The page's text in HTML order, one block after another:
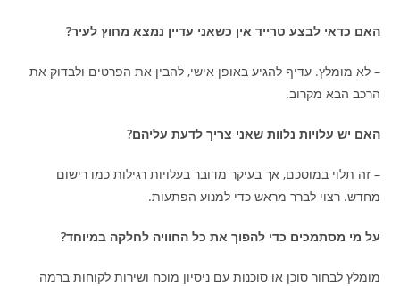
האם כדאי לבצע טרייד אין כשאני עדיין נמצא מחוץ לעיר?
– לא מומלץ. עדיף להגיע באופן אישי, להבין את הפרטים ולבדוק את
הרכב הבא מקרוב.
האם יש עלויות נלוות שאני צריך לדעת עליהם?
– זה תלוי במוסכם, אך בעיקר מדובר בעלויות רגילות כמו רישום
מחדש. רצוי לברר מראש כדי למנוע הפתעות.
על מי מסתמכים כדי להפוך את כל החוויה לחלקה במיוחד?
מומלץ לבחור סוכן או סוכנות עם ניסיון מוכח ושירות לקוחות ברמה